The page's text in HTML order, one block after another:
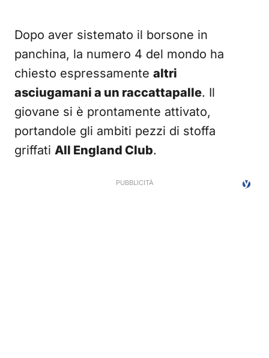
Dopo aver sistemato il borsone in
panchina, la numero 4 del mondo ha
chiesto espressamente altri
asciugamani a un raccattapalle. Il
giovane si è prontamente attivato,
portandole gli ambiti pezzi di stoffa
griffati All England Club.